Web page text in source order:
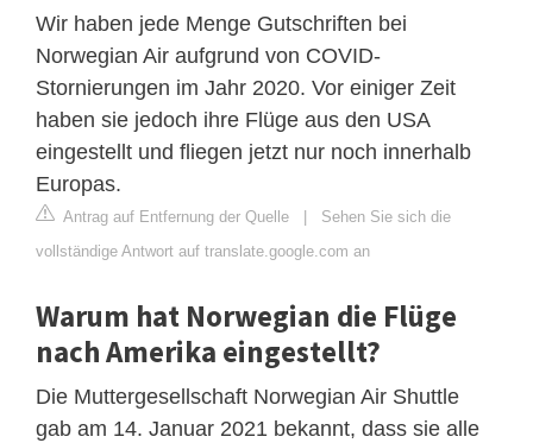
Wir haben jede Menge Gutschriften bei
Norwegian Air aufgrund von COVID-
Stornierungen im Jahr 2020. Vor einiger Zeit
haben sie jedoch ihre Flüge aus den USA
eingestellt und fliegen jetzt nur noch innerhalb
Europas.
Antrag auf Entfernung der Quelle
Sehen Sie sich die
vollständige Antwort auf translate.google.com an
Warum hat Norwegian die Flüge
nach Amerika eingestellt?
Die Muttergesellschaft Norwegian Air Shuttle
gab am 14. Januar 2021 bekannt, dass sie alle